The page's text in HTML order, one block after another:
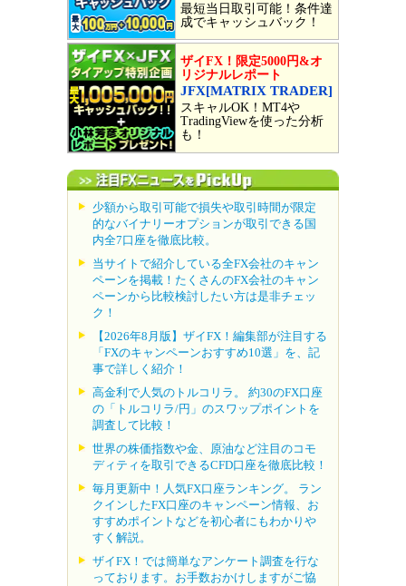
最短当日取引可能！条件達
成でキャッシュバック！
ザイFX！限定5000円&オ
リジナルレポート
JFX[MATRIX TRADER]
スキャルOK！MT4や
TradingViewを使った分析
も！
少額から取引可能で損失や取引時間が限定
的なバイナリーオプションが取引できる国
内全7口座を徹底比較。
当サイトで紹介している全FX会社のキャン
ペーンを掲載！たくさんのFX会社のキャン
ペーンから比較検討したい方は是非チェッ
ク！
【2026年8月版】ザイFX！編集部が注目する
「FXのキャンペーンおすすめ10選」を、記
事で詳しく紹介！
高金利で人気のトルコリラ。 約30のFX口座
の「トルコリラ/円」のスワップポイントを
調査して比較！
世界の株価指数や金、原油など注目のコモ
ディティを取引できるCFD口座を徹底比較！
毎月更新中！人気FX口座ランキング。 ラン
クインしたFX口座のキャンペーン情報、お
すすめポイントなどを初心者にもわかりや
すく解説。
ザイFX！では簡単なアンケート調査を行な
っております。お手数おかけしますがご協